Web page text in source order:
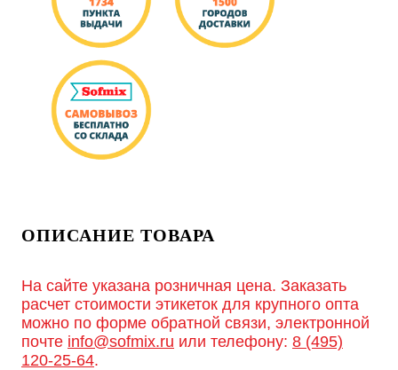
ОПИСАНИЕ ТОВАРА
На сайте указана розничная цена. Заказать
расчет стоимости этикеток для крупного опта
можно по форме обратной связи, электронной
почте info@sofmix.ru или телефону: 8 (495)
120-25-64.